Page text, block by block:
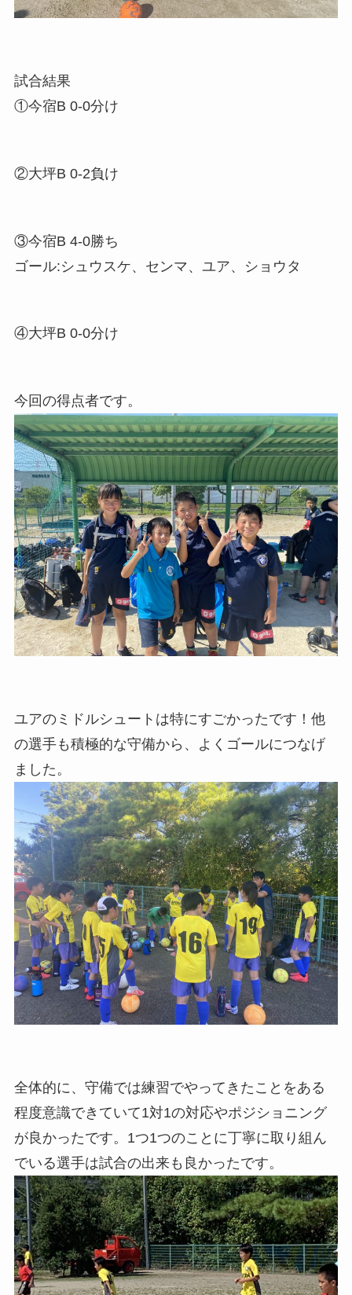
試合結果
①今宿B 0-0分け
②大坪B 0-2負け
③今宿B 4-0勝ち
ゴール:シュウスケ、センマ、ユア、ショウタ
④大坪B 0-0分け
今回の得点者です。
ユアのミドルシュートは特にすごかったです！他
の選手も積極的な守備から、よくゴールにつなげ
ました。
全体的に、守備では練習でやってきたことをある
程度意識できていて1対1の対応やポジショニング
が良かったです。1つ1つのことに丁寧に取り組ん
でいる選手は試合の出来も良かったです。